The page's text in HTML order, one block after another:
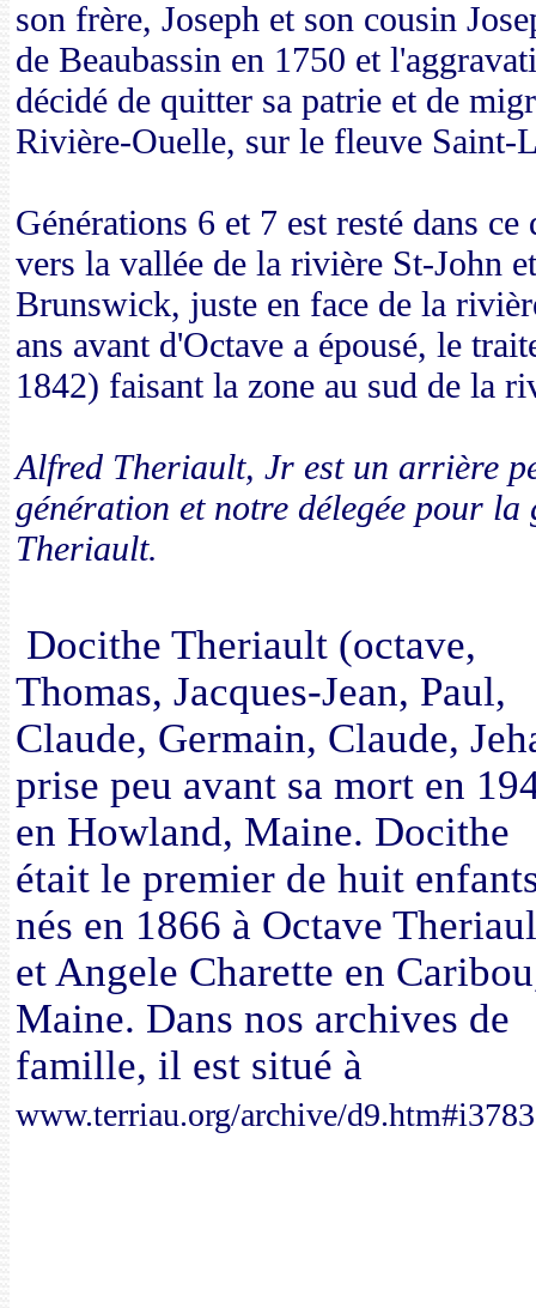
son frère, Joseph et son cousin
de Beaubassin en 1750 et
décidé de quitter sa patrie et de
Rivière-Ouelle, sur le fleuve Saint-
Générations 6 et 7 est resté dans
vers la vallée de la rivière St-John
Brunswick, juste en face de la
ans avant d'Octave a épousé, le
1842) faisant la zone au sud de la
Alfred Theriault, Jr est un arrière
génération et notre délegée pour
Theriault.
Docithe Theriault (octave,
Thomas, Jacques-Jean, Paul,
Claude, Germain, Claude,
prise peu avant sa mort en
en Howland, Maine. Docithe
était le premier de huit
nés en 1866 à Octave
et Angele Charette en
Maine. Dans nos archives de
famille, il est situé à
www.terriau.org/archive/